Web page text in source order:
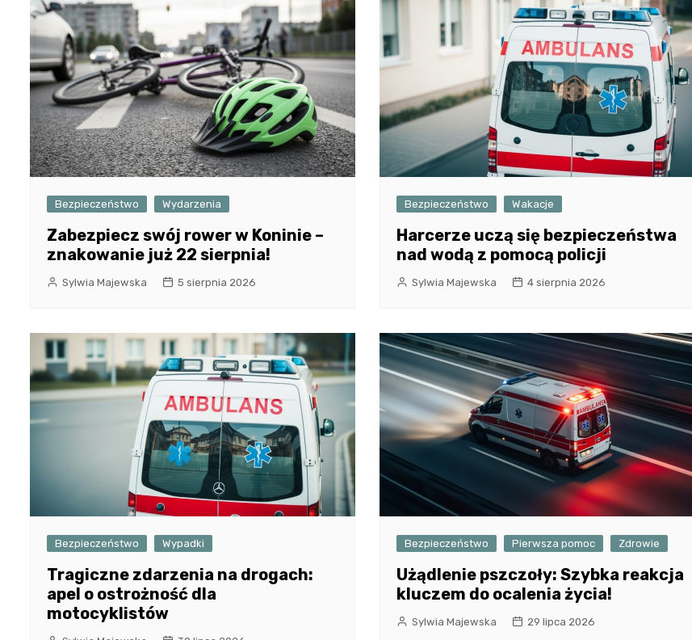
Bezpieczeństwo Wydarzenia
Zabezpiecz swój rower w Koninie –
znakowanie już 22 sierpnia!
Sylwia Majewska 5 sierpnia 2026
Bezpieczeństwo Wakacje
Harcerze uczą się bezpieczeństwa
nad wodą z pomocą policji
Sylwia Majewska 4 sierpnia 2026
Bezpieczeństwo Wypadki
Tragiczne zdarzenia na drogach:
apel o ostrożność dla
motocyklistów
Bezpieczeństwo Pierwsza pomoc Zdrowie
Użądlenie pszczoły: Szybka reakcja
kluczem do ocalenia życia!
Sylwia Majewska 29 lipca 2026